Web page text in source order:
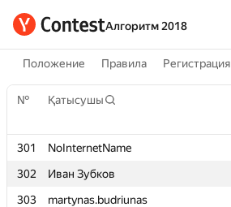
Алгоритм 2018
Положение Правила Регистрация
№ Қатысушы
301 NoInternetName
302
Иван Зубков
303
martynas.budriunas
№ Қатысушы
301 NoInternetName
302
Иван Зубков
303
martynas.budriunas